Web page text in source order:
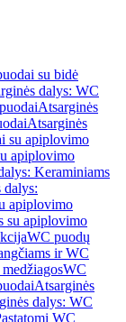
su bidė
dalys: WC
Atsarginės
Atsarginės
su apiplovimo
apiplovimo
Keraminiams
dalys:
apiplovimo
su apiplovimo
WC puodų
ir WC
WC
Atsarginės
dalys: WC
WC